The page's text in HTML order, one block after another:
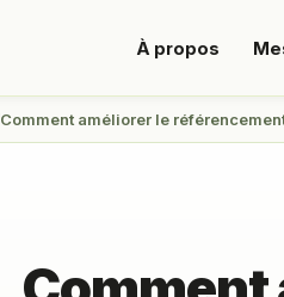
À propos
Comment améliorer le